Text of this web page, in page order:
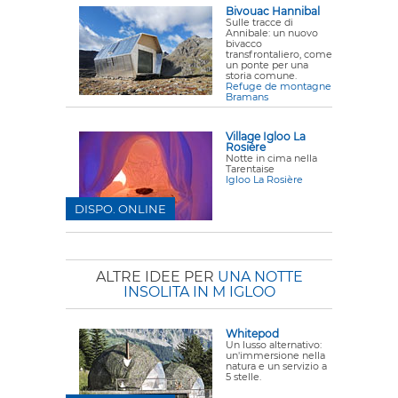
Bivouac Hannibal
Sulle tracce di
Annibale: un nuovo
bivacco
transfrontaliero, come
un ponte per una
storia comune.
Refuge de montagne
Bramans
Village Igloo La
Rosière
Notte in cima nella
Tarentaise
Igloo La Rosière
DISPO. ONLINE
ALTRE IDEE PER UNA NOTTE
INSOLITA IN M IGLOO
Whitepod
Un lusso alternativo:
un'immersione nella
natura e un servizio a
5 stelle.